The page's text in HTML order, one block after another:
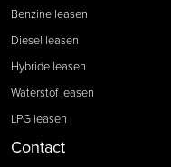
Benzine leasen
Diesel leasen
Hybride leasen
Waterstof leasen
LPG leasen
Contact